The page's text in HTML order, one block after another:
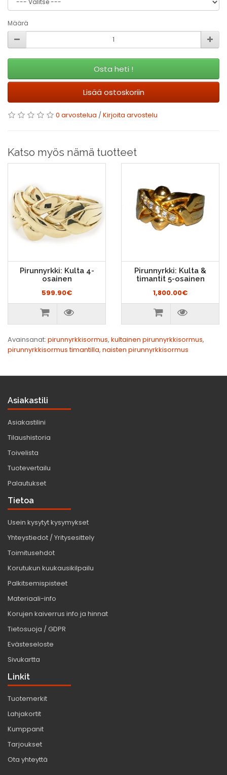
Määrä
Osta heti !
Lisää ostoskoriin
0 arvostelua /Kirjoita arvostelu
Katso myös nämä tuotteet
Pirunnyrkki: Kulta 4-
osainen
599.90€
Pirunnyrkki: Kulta &
timantit 5-osainen
1,800.00€
Avainsanat: pirunnyrkkisormus, kultainen pirunnyrkkisormus,
pirunnyrkkisormus timantilla, naisten pirunnyrkkisormus
Asiakastili
Asiakastilini
Tilaushistoria
Toivelista
Tuotevertailu
Palautukset
Tietoa
Usein kysytyt kysymykset
Yhteystiedot / Yritysesittely
Toimitusehdot
Korutukun kuukausikilpailu
Palkitsemispisteet
Materiaali-info
Korujen kaiverrus info ja hinnat
Tietosuoja / GDPR
Evästeseloste
Sivukartta
Linkit
Tuotemerkit
Lahjakortit
Kumppanit
Tarjoukset
Ota yhteyttä